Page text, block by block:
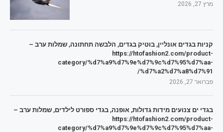
מרץ 27, 2026
קניות בגדים אונליין, בוטיק בגדים, הלבשה תחתונה, שמלות ערב –
https://htofashion2.com/product-
category/%d7%a9%d7%9e%d7%9c%d7%95%d7%aa-
%d7%a2%d7%a8%d7%91/
פברואר 27, 2026
בגדי ים צנועים מידות גדולות, אופנה, בגדי ספורט לילדים, שמלות ערב –
https://htofashion2.com/product-
category/%d7%a9%d7%9e%d7%9c%d7%95%d7%aa-